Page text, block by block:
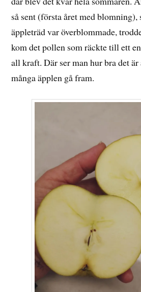
så sent (första året med blomning),
äppleträd var överblommade,
kom det pollen som räckte till ett
all kraft. Där ser man hur bra det är
många äpplen gå fram.